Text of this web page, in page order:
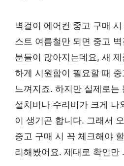
벽걸이 에어컨 중고 구매
스트 여름철만 되면 중고
분들이 많아지는데요, 새
하게 시원함이 필요할 때
느껴지죠. 하지만 실제로는
설치비나 수리비가 크게 나
이 생기곤 합니다. 그래서
중고 구매 시 꼭 체크해야
리해봤어요. 제대로 확인만